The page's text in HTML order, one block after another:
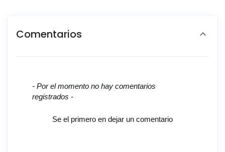
Comentarios
- Por el momento no hay comentarios
registrados -
Se el primero en dejar un comentario
New content loaded